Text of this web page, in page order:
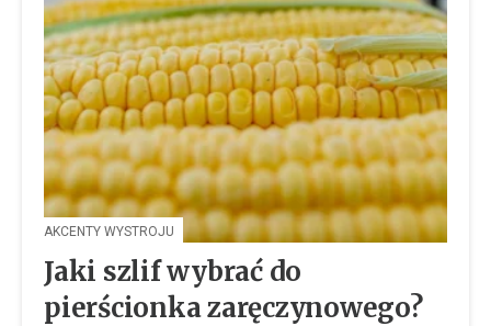
AKCENTY WYSTROJU
Jaki szlif wybrać do
pierścionka zaręczynowego?